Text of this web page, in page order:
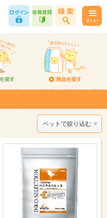
ペットで絞り込む